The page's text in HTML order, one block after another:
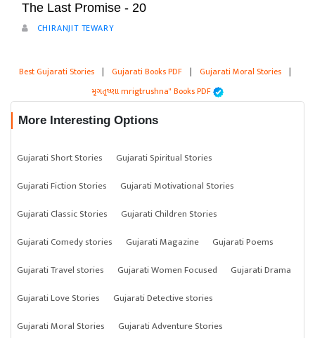
The Last Promise - 20
CHIRANJIT TEWARY
Best Gujarati Stories | Gujarati Books PDF | Gujarati Moral Stories |
મૃગતૃષ્ણા mrigtrushna" Books PDF
More Interesting Options
Gujarati Short Stories
Gujarati Spiritual Stories
Gujarati Fiction Stories
Gujarati Motivational Stories
Gujarati Classic Stories
Gujarati Children Stories
Gujarati Comedy stories
Gujarati Magazine
Gujarati Poems
Gujarati Travel stories
Gujarati Women Focused
Gujarati Drama
Gujarati Love Stories
Gujarati Detective stories
Gujarati Moral Stories
Gujarati Adventure Stories